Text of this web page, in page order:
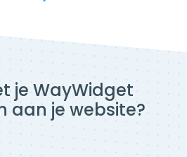
je WayWidget
aan je website?